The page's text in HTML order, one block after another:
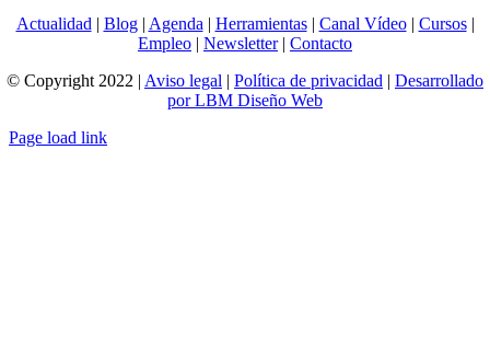
Actualidad | Blog| Agenda | Herramientas| Canal Vídeo| Cursos|
Empleo | Newsletter| Contacto
© Copyright 2022 | Aviso legal | Política de privacidad | Desarrollado
por LBM Diseño Web
Page load link